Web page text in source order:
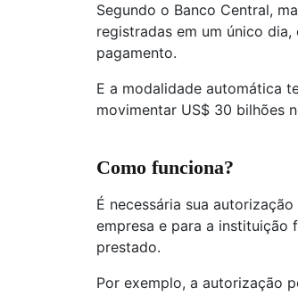
Segundo o Banco Central,
registradas em um único
pagamento.
E a modalidade automática
movimentar US$ 30 bilhões
Como funciona?
É necessária sua
empresa e para a instituição
prestado.
Por exemplo, a autorização